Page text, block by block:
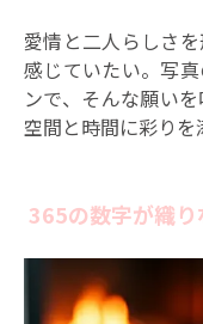
愛情と二人らしさ
感じていたい。写
ンで、そんな願い
空間と時間に彩りを
365の数字が織